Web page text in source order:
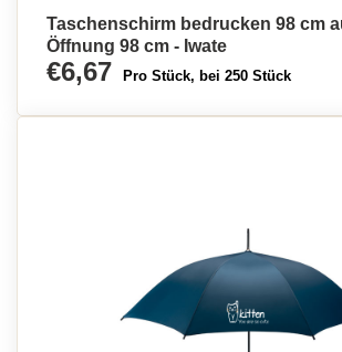
Taschenschirm bedrucken 98 cm
Öffnung 98 cm - Iwate
€6,67 Pro Stück, bei 250 Stück